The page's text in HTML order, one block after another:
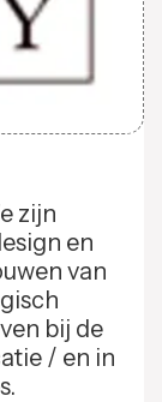
zijn
en
van
bij de
/ en in